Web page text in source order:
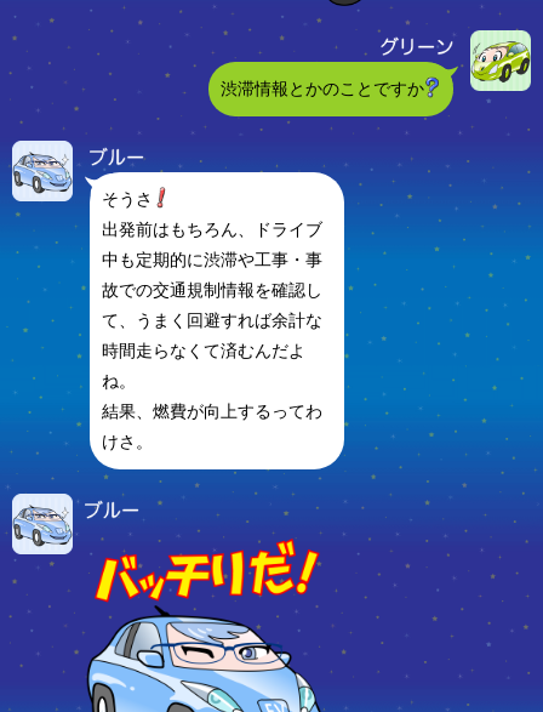
渋滞情報とかのことですか
そうさ
出発前はもちろん、ドライブ
中も定期的に渋滞や工事・事
故での交通規制情報を確認し
て、うまく回避すれば余計な
時間走らなくて済むんだよ
ね。
結果、燃費が向上するってわ
けさ。